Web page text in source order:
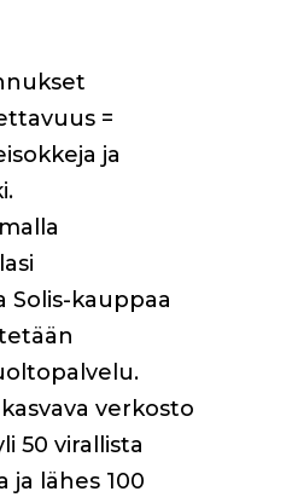
=
ja
Solis-kauppaa
verkosto
50 virallista
ja lähes 100